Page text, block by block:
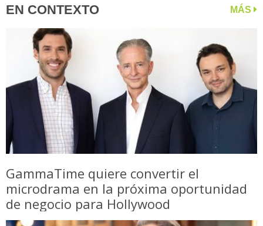
EN CONTEXTO MÁS
GammaTime quiere convertir el
microdrama en la próxima oportunidad
de negocio para Hollywood